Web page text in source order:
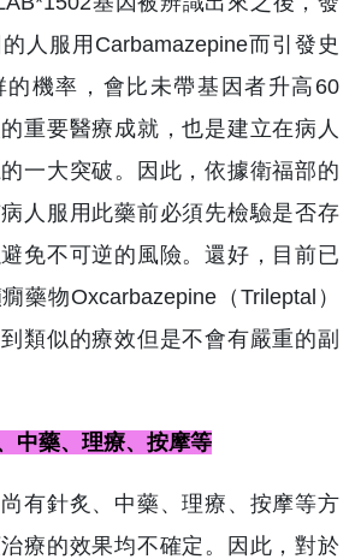
人服用Carbamazepine而引發史
的機率，會比未帶基因者升高60
重要醫療成就，也是建立在病人
一大突破。因此，依據衛福部的
人服用此藥前必須先檢驗是否存
免不可逆的風險。還好，目前已
藥物Oxcarbazepine（Trileptal）
類似的療效但是不會有嚴重的副
中藥、理療、按摩等
有針炙、中藥、理療、按摩等方
療的效果均不確定。因此，對於